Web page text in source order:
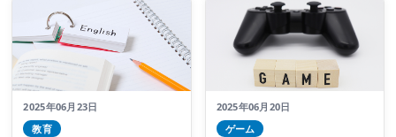
2025年06月23日
教育
2025年06月20日
ゲーム